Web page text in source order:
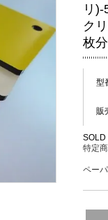
リ
ク
枚
型
販
SOLD
特定
ペー